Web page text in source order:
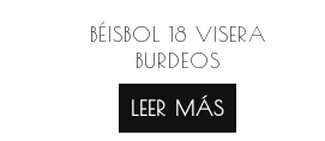
BÉISBOL 18 VISERA
BURDEOS
LEER MÁS